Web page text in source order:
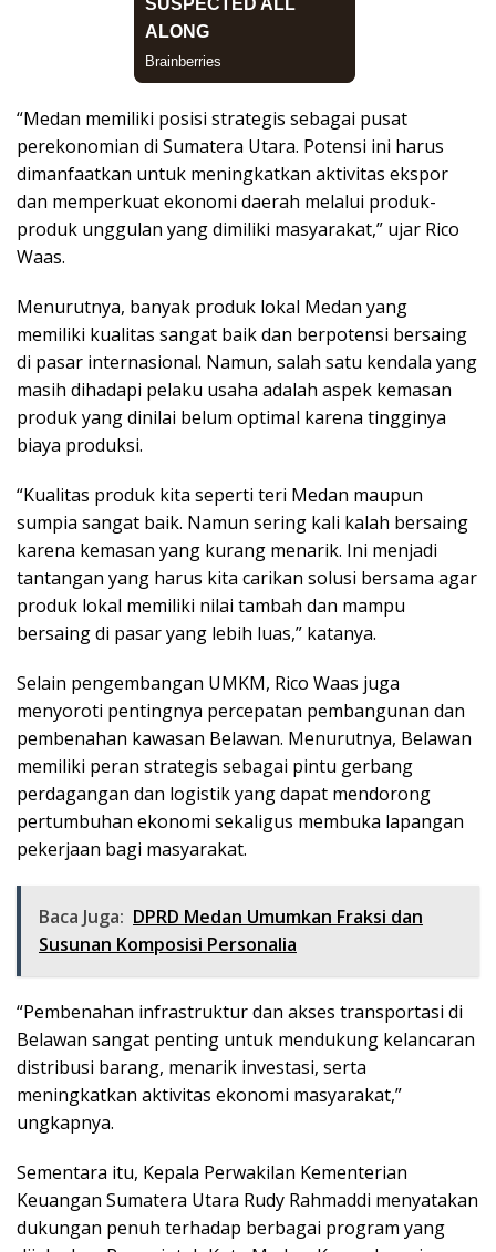
“Medan memiliki posisi strategis sebagai pusat
perekonomian di Sumatera Utara. Potensi ini harus
dimanfaatkan untuk meningkatkan aktivitas ekspor
dan memperkuat ekonomi daerah melalui produk-
produk unggulan yang dimiliki masyarakat,” ujar Rico
Waas.
Menurutnya, banyak produk lokal Medan yang
memiliki kualitas sangat baik dan berpotensi bersaing
di pasar internasional. Namun, salah satu kendala yang
masih dihadapi pelaku usaha adalah aspek kemasan
produk yang dinilai belum optimal karena tingginya
biaya produksi.
“Kualitas produk kita seperti teri Medan maupun
sumpia sangat baik. Namun sering kali kalah bersaing
karena kemasan yang kurang menarik. Ini menjadi
tantangan yang harus kita carikan solusi bersama agar
produk lokal memiliki nilai tambah dan mampu
bersaing di pasar yang lebih luas,” katanya.
Selain pengembangan UMKM, Rico Waas juga
menyoroti pentingnya percepatan pembangunan dan
pembenahan kawasan Belawan. Menurutnya, Belawan
memiliki peran strategis sebagai pintu gerbang
perdagangan dan logistik yang dapat mendorong
pertumbuhan ekonomi sekaligus membuka lapangan
pekerjaan bagi masyarakat.
Baca Juga: DPRD Medan Umumkan Fraksi dan
Susunan Komposisi Personalia
“Pembenahan infrastruktur dan akses transportasi di
Belawan sangat penting untuk mendukung kelancaran
distribusi barang, menarik investasi, serta
meningkatkan aktivitas ekonomi masyarakat,”
ungkapnya.
Sementara itu, Kepala Perwakilan Kementerian
Keuangan Sumatera Utara Rudy Rahmaddi menyatakan
dukungan penuh terhadap berbagai program yang